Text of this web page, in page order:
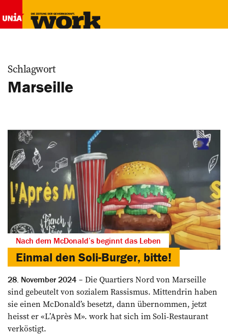
Schlagwort
Marseille
Nach dem McDonald’s beginnt das Leben
Einmal den Soli-­Burger, bitte!
28. November 2024
Die Quartiers Nord von Marseille
sind gebeutelt von sozialem Rassismus. Mittendrin haben
sie einen McDonald’s besetzt, dann übernommen, jetzt
heisst er «L’Après M». work hat sich im Soli-­Restaurant
verköstigt.